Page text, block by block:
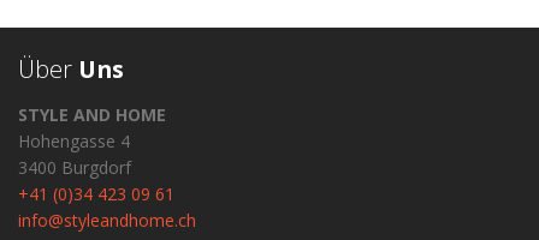
Über Uns
STYLE AND HOME
Hohengasse 4
3400 Burgdorf
+41 (0)34 423 09 61
info@styleandhome.ch